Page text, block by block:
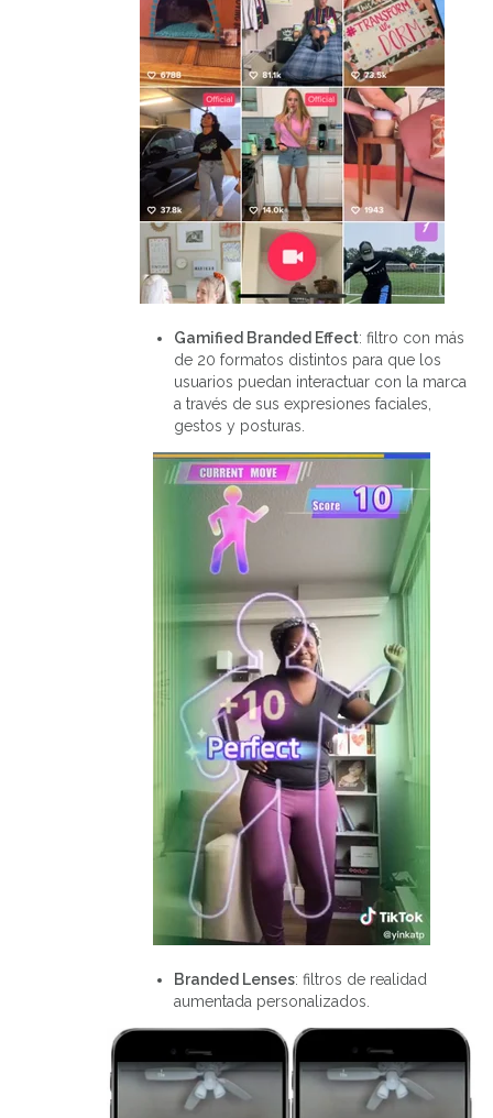
Gamified Branded Effect: filtro con más
de 20 formatos distintos para que los
usuarios puedan interactuar con la marca
a través de sus expresiones faciales,
gestos y posturas.
Branded Lenses: filtros de realidad
aumentada personalizados.